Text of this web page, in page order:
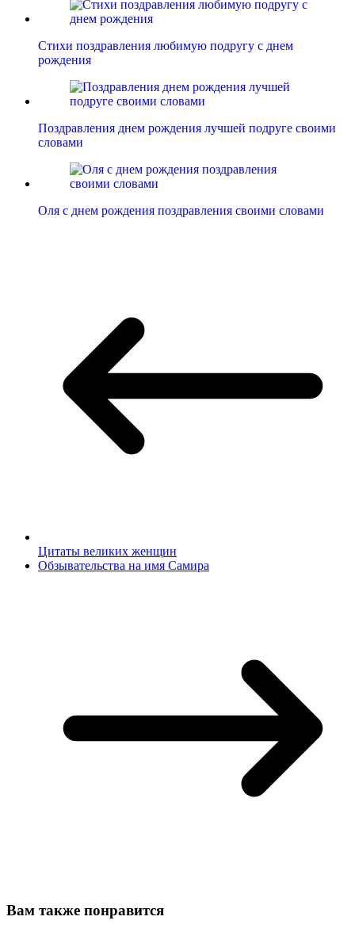
Стихи поздравления любимую подругу с днем
рождения
Поздравления днем рождения лучшей подруге своими
словами
Оля с днем рождения поздравления своими словами
Цитаты великих женщин
Обзывательства на имя Самира
Вам также понравится